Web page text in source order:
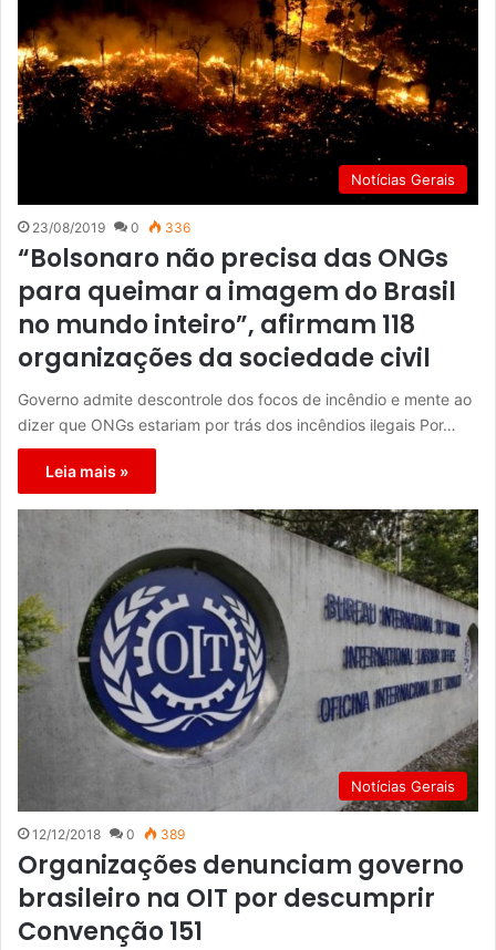
Notícias Gerais
23/08/2019 0 336
“Bolsonaro não precisa das ONGs
para queimar a imagem do Brasil
no mundo inteiro”, afirmam 118
organizações da sociedade civil
Governo admite descontrole dos focos de incêndio e mente ao
dizer que ONGs estariam por trás dos incêndios ilegais Por…
Leia mais »
Notícias Gerais
12/12/2018 0 389
Organizações denunciam governo
brasileiro na OIT por descumprir
Convenção 151